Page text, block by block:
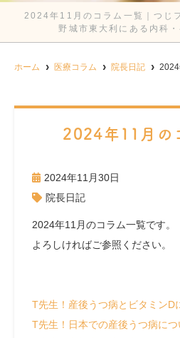
2024年11月のコラム一覧｜つじ
野城市東大利にある内科
ホーム 医療コラム 院長日記
2024年11月の
2024年11月30日
院長日記
2024年11月のコラム一覧です。
よろしければご参照ください。
T先生！産後うつ病とビタミンD
T先生！日本での産後うつ病につ